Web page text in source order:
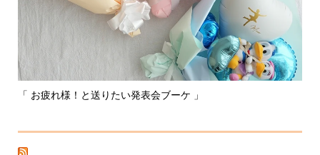
「 お疲れ様！と送りたい発表会ブーケ 」